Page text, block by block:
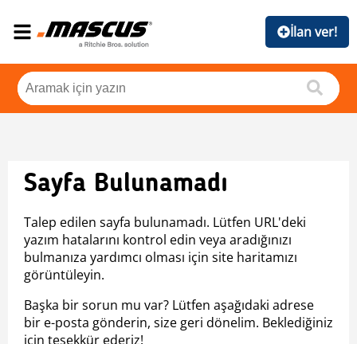
İlan ver!
Sayfa Bulunamadı
Talep edilen sayfa bulunamadı. Lütfen URL'deki
yazım hatalarını kontrol edin veya aradığınızı
bulmanıza yardımcı olması için site haritamızı
görüntüleyin.
Başka bir sorun mu var? Lütfen aşağıdaki adrese
bir e-posta gönderin, size geri dönelim. Beklediğiniz
için teşekkür ederiz!